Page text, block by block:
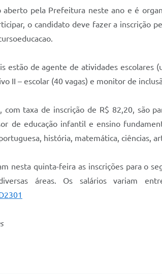
pela Prefeitura neste ano e é
o candidato deve fazer a inscrição
estão de agente de atividades
II – escolar (40 vagas) e monitor de
com taxa de inscrição de R$ 82,20, são
de educação infantil e ensino
história, matemática, ciências,
nesta quinta-feira as inscrições para o
áreas. Os salários variam